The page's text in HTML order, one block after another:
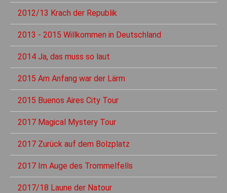
2012/13 Krach der Republik
2013 - 2015 Willkommen in Deutschland
2014 Ja, das muss so laut
2015 Am Anfang war der Lärm
2015 Buenos Aires City Tour
2017 Magical Mystery Tour
2017 Zurück auf dem Bolzplatz
2017 Im Auge des Trommelfells
2017/18 Laune der Natour